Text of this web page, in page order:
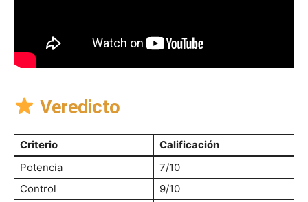
Veredicto
Criterio
Calificación
Potencia
7/10
Control
9/10